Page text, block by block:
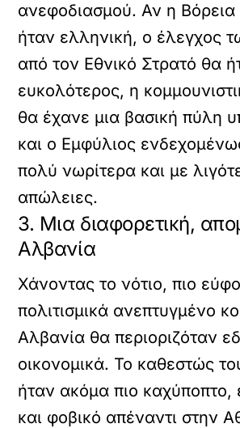
ανεφοδιασμού. Αν η
ήταν ελληνική, ο έλεγχος
από τον Εθνικό Στρατό θα
ευκολότερος, η
θα έχανε μια βασική πύλη
και ο Εμφύλιος
πολύ νωρίτερα και με
απώλειες.
3. Μια διαφορετική,
Αλβανία
Χάνοντας το νότιο, πιο
πολιτισμικά ανεπτυγμένο
Αλβανία θα περιοριζόταν
οικονομικά. Το καθεστώς
ήταν ακόμα πιο καχύποπτο,
και φοβικό απέναντι στην